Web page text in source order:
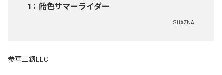
1 ： 飴色サマーライダー
SHAZNA
参華三釼LLC